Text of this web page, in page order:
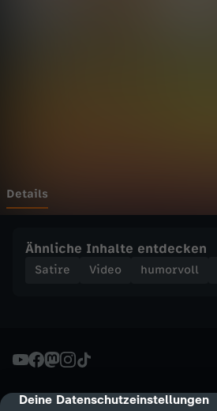
cmp-dialog-description
Deine Datenschutzeinstellungen
r
o
K
r
Details
Ähnliche Inhalte entdecken
Satire Video humorvoll